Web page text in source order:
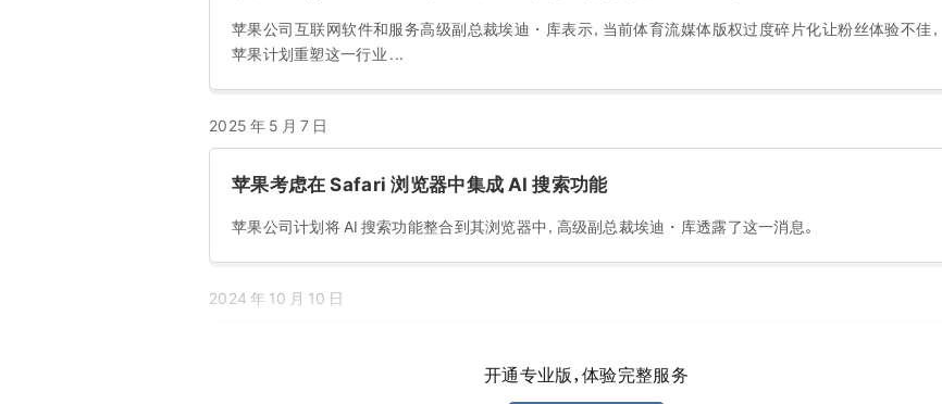
苹果公司互联网软件和服务高级副总裁埃迪・库表示，当前体育流媒体版权过度碎片化让粉丝体验不佳，
苹果计划重塑这一行业 ...
2025 年 5 月 7 日
苹果考虑在 Safari 浏览器中集成 AI 搜索功能
苹果公司计划将 AI 搜索功能整合到其浏览器中，高级副总裁埃迪・库透露了这一消息。
2024 年 10 月 10 日
开通专业版，体验完整服务